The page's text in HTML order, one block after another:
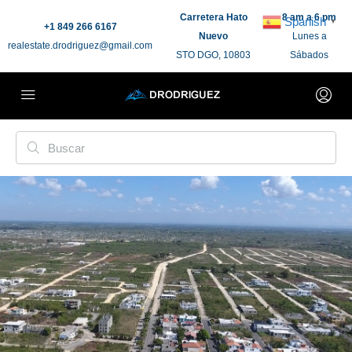
+1 849 266 6167
realestate.drodriguez@gmail.com
Carretera Hato
Nuevo
STO DGO, 10803
8 am a 6 pm
Lunes a
Sábados
Spanish ▼